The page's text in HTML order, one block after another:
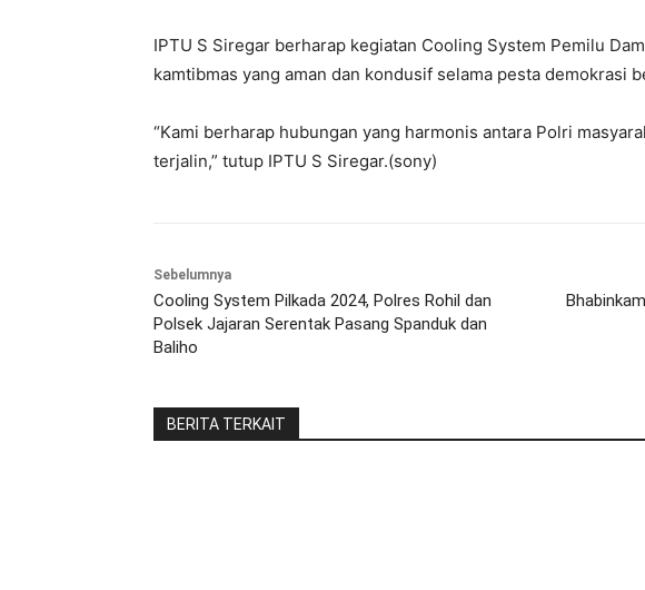
IPTU S Siregar berharap kegiatan Cooling System Pemilu
kamtibmas yang aman dan kondusif selama pesta demokrasi
“Kami berharap hubungan yang harmonis antara Polri
terjalin,” tutup IPTU S Siregar.(sony)
Sebelumnya
Cooling System Pilkada 2024, Polres Rohil dan
Polsek Jajaran Serentak Pasang Spanduk dan
Baliho
BERITA TERKAIT